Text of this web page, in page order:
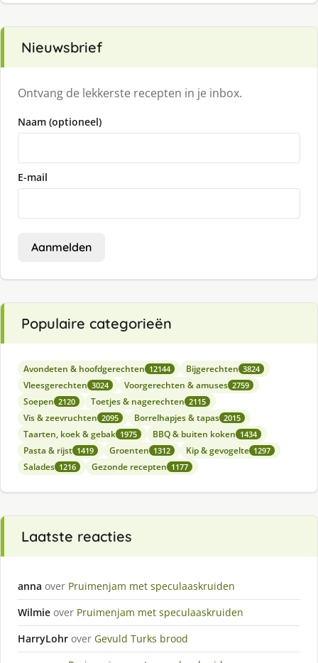
Nieuwsbrief
Ontvang de lekkerste recepten in je inbox.
Naam (optioneel)
E-mail
Aanmelden
Populaire categorieën
Avondeten & hoofdgerechten 12144 Bijgerechten 3824
Vleesgerechten 3024 Voorgerechten & amuses 2759
Soepen 2120 Toetjes & nagerechten 2115
Vis & zeevruchten 2095 Borrelhapjes & tapas 2015
Taarten, koek & gebak 1975 BBQ & buiten koken 1434
Pasta & rijst 1419 Groenten 1312 Kip & gevogelte 1297
Salades 1216 Gezonde recepten 1177
Laatste reacties
anna over Pruimenjam met speculaaskruiden
Wilmie over Pruimenjam met speculaaskruiden
HarryLohr over Gevuld Turks brood